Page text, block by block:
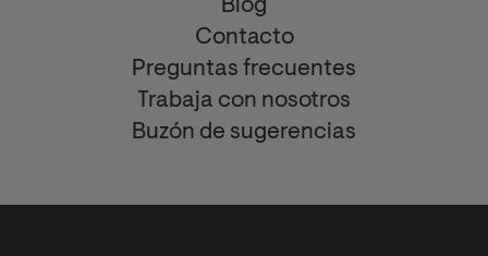
Blog
Contacto
Preguntas frecuentes
Trabaja con nosotros
Buzón de sugerencias